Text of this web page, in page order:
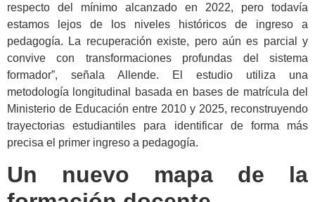
respecto del mínimo alcanzado en 2022, pero todavía
estamos lejos de los niveles históricos de ingreso a
pedagogía. La recuperación existe, pero aún es parcial y
convive con transformaciones profundas del sistema
formador”, señala Allende. El estudio utiliza una
metodología longitudinal basada en bases de matrícula del
Ministerio de Educación entre 2010 y 2025, reconstruyendo
trayectorias estudiantiles para identificar de forma más
precisa el primer ingreso a pedagogía.
Un nuevo mapa de la